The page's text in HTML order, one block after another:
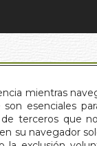
mientras
esenciales
terceros que
su navegador
QUIÉNES